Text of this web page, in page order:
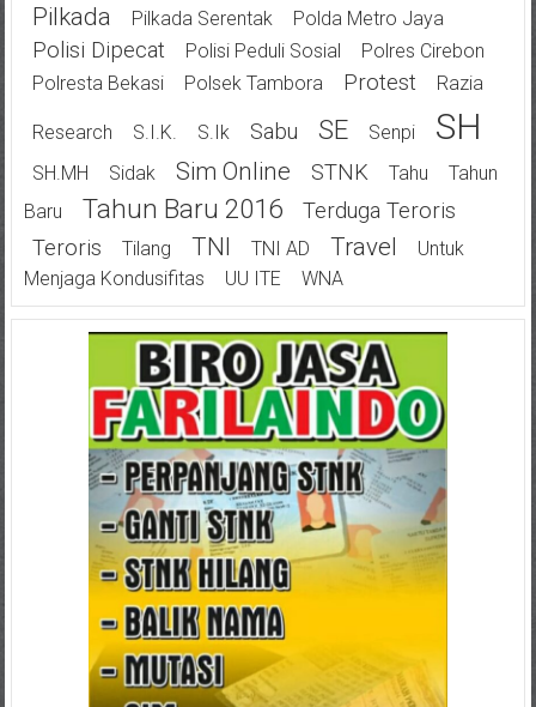
Pilkada Pilkada Serentak Polda Metro Jaya
Polisi Dipecat Polisi Peduli Sosial
Polres Cirebon
Polresta Bekasi
Polsek Tambora Protest Razia
Research S.I.K. S.Ik Sabu SE Senpi SH
SH.MH Sidak Sim Online STNK Tahu
Tahun
Baru
Tahun Baru 2016
Terduga Teroris
Teroris
Tilang TNI TNI AD Travel
Untuk
Menjaga Kondusifitas
UU ITE WNA